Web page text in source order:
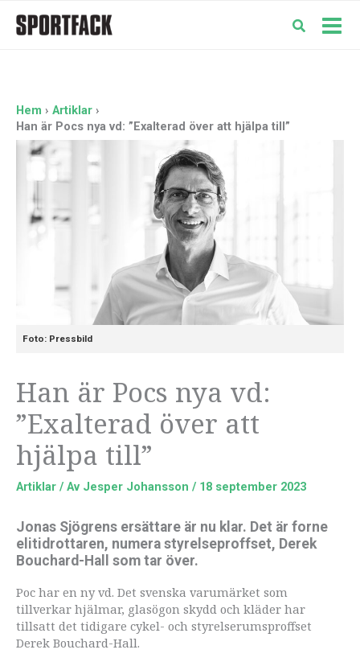
Hem
Artiklar
Han är Pocs nya vd: ”Exalterad över att hjälpa till”
Foto: Pressbild
Han är Pocs nya vd:
”Exalterad över att
hjälpa till”
Artiklar / Av Jesper Johansson / 18 september 2023
Jonas Sjögrens ersättare är nu klar. Det är forne
elitidrottaren, numera styrelseproffset, Derek
Bouchard-Hall som tar över.
Poc har en ny vd. Det svenska varumärket som
tillverkar hjälmar, glasögon skydd och kläder har
tillsatt det tidigare cykel- och styrelserumsproffset
Derek Bouchard-Hall.